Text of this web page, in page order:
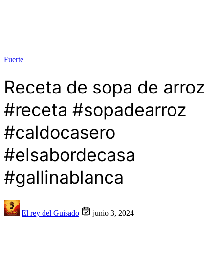
Fuerte
Receta de sopa de arroz
#receta #sopadearroz
#caldocasero
#elsabordecasa
#gallinablanca
El rey del Guisado junio 3, 2024